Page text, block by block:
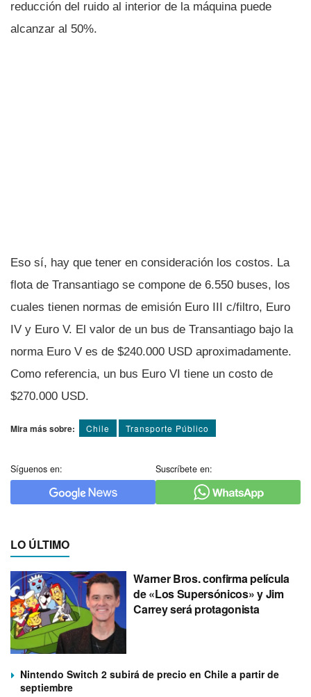
reducción del ruido al interior de la máquina puede
alcanzar al 50%.
Eso sí­, hay que tener en consideración los costos. La
flota de Transantiago se compone de 6.550 buses, los
cuales tienen normas de emisión Euro III c/filtro, Euro
IV y Euro V. El valor de un bus de Transantiago bajo la
norma Euro V es de $240.000 USD aproximadamente.
Como referencia, un bus Euro VI tiene un costo de
$270.000 USD.
Mira más sobre: Chile Transporte Público
Síguenos en: Suscríbete en:
LO ÚLTIMO
Warner Bros. confirma película
de «Los Supersónicos» y Jim
Carrey será protagonista
Nintendo Switch 2 subirá de precio en Chile a partir de
septiembre